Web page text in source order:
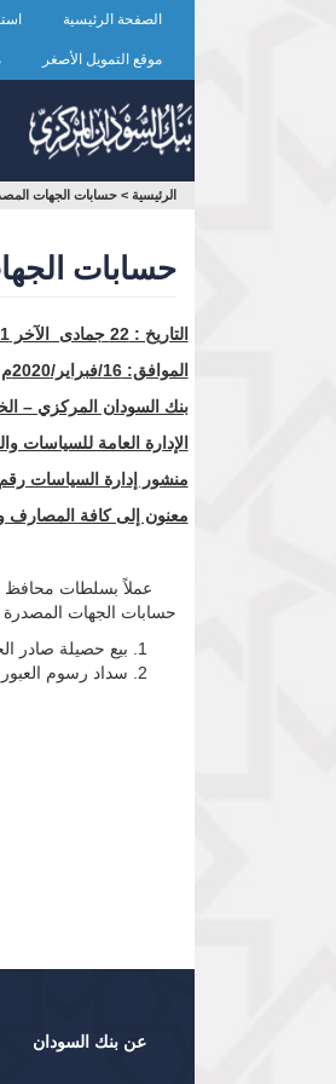
الصفحة الرئيسية
موقع التمويل الأصغر
أنت
الرئيسية > حسابات الجهات
حسابات
التاريخ : 22 جمادى الآخر 1441 هـ
الموافق: 16/فبراير/2020
م
بنك السودان المركزي –
الإدارة العامة للسياسات
منشور إدارة السياسات رقم (10/
معنون إلى كافة المصارف
حسابات الجهات المصدرة
بيع حصيلة صادر
سداد رسوم العبور
عن بنك السودان